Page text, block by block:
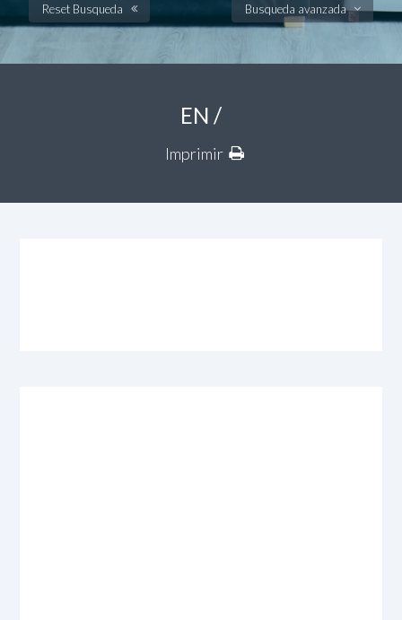
Busqueda avanzada
Reset Busqueda
EN /
Imprimir